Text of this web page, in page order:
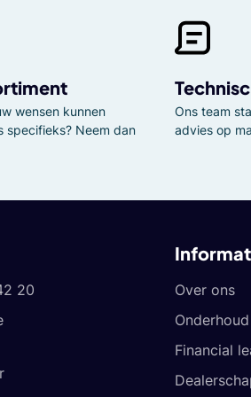
wensen kunnen
specifieks? Neem dan
Ons team
advies op
20
Over ons
Financial